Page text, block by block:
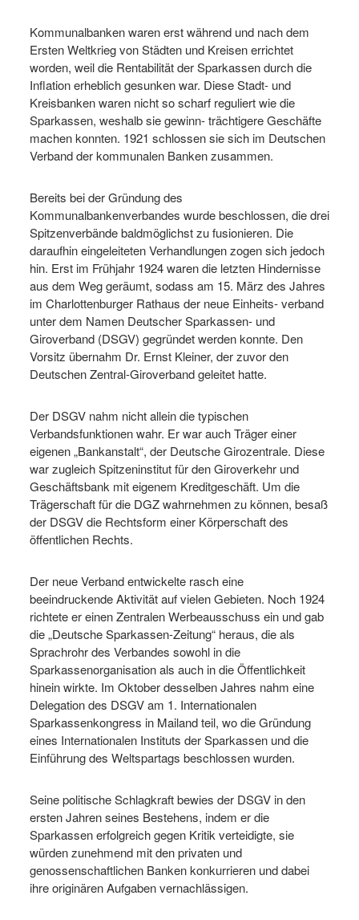
Kommunalbanken waren erst während und nach dem
Ersten Weltkrieg von Städten und Kreisen errichtet
worden, weil die Rentabilität der Sparkassen durch die
Inflation erheblich gesunken war. Diese Stadt- und
Kreisbanken waren nicht so scharf reguliert wie die
Sparkassen, weshalb sie gewinn- trächtigere Geschäfte
machen konnten. 1921 schlossen sie sich im Deutschen
Verband der kommunalen Banken zusammen.
Bereits bei der Gründung des
Kommunalbankenverbandes wurde beschlossen, die drei
Spitzenverbände baldmöglichst zu fusionieren. Die
daraufhin eingeleiteten Verhandlungen zogen sich jedoch
hin. Erst im Frühjahr 1924 waren die letzten Hindernisse
aus dem Weg geräumt, sodass am 15. März des Jahres
im Charlottenburger Rathaus der neue Einheits- verband
unter dem Namen Deutscher Sparkassen- und
Giroverband (DSGV) gegründet werden konnte. Den
Vorsitz übernahm Dr. Ernst Kleiner, der zuvor den
Deutschen Zentral-Girover­band geleitet hatte.
Der DSGV nahm nicht allein die typischen
Verbandsfunktionen wahr. Er war auch Träger einer
eigenen „Bankanstalt“, der Deutsche Girozentrale. Diese
war zugleich Spitzeninstitut für den Giroverkehr und
Geschäftsbank mit eigenem Kredit­geschäft. Um die
Trägerschaft für die DGZ wahrnehmen zu können, besaß
der DSGV die Rechtsform einer Körperschaft des
öffentlichen Rechts.
Der neue Verband entwickelte rasch eine
beeindruckende Aktivität auf vielen Gebieten. Noch 1924
richtete er einen Zentralen Werbeausschuss ein und gab
die „Deutsche Sparkassen-Zeitung“ heraus, die als
Sprachrohr des Verbandes sowohl in die
Sparkassenorganisation als auch in die Öffentlichkeit
hinein wirkte. Im Oktober desselben Jahres nahm eine
Delegation des DSGV am 1. Internationalen
Sparkassenkongress in Mailand teil, wo die Gründung
eines Internationalen Instituts der Sparkassen und die
Einführung des Weltspartags beschlossen wurden.
Seine politische Schlagkraft bewies der DSGV in den
ersten Jahren seines Bestehens, indem er die
Sparkassen erfolgreich gegen Kritik verteidigte, sie
würden zunehmend mit den privaten und
genossenschaftlichen Banken konkurrieren und dabei
ihre originären Aufgaben vernachlässigen.